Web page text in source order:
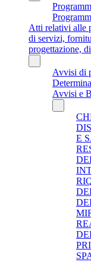
Atti relativi alle
di servizi,
progettazione,
Avvisi di
Avvisi e
E